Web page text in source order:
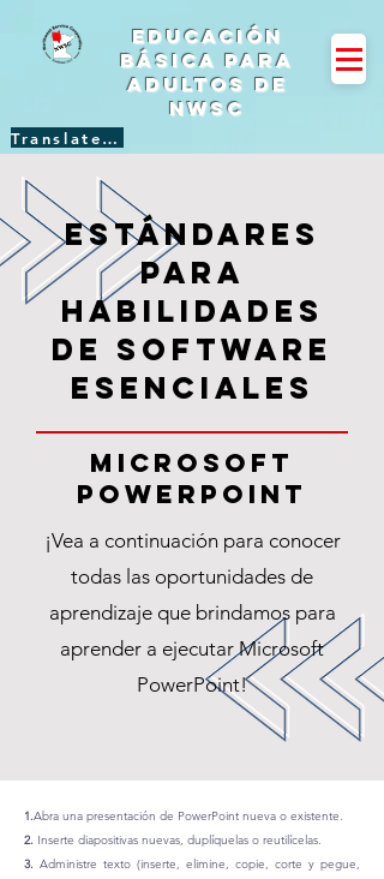
Translate Site
Educación
básica para
adultos de
NWSC
estándares
para
habilidades
de software
esenciales
Microsoft
PowerPoint
¡Vea a continuación para conocer
todas las oportunidades de
aprendizaje que brindamos para
aprender a ejecutar Microsoft
PowerPoint!
1.Abra una presentación de PowerPoint nueva o existente.
2. Inserte diapositivas nuevas, duplíquelas o reutilícelas.
3. Administre texto (inserte, elimine, copie, corte y pegue,